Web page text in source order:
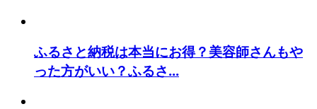
ふるさと納税は本当にお得？美容師さんもや
った方がいい？ふるさ...